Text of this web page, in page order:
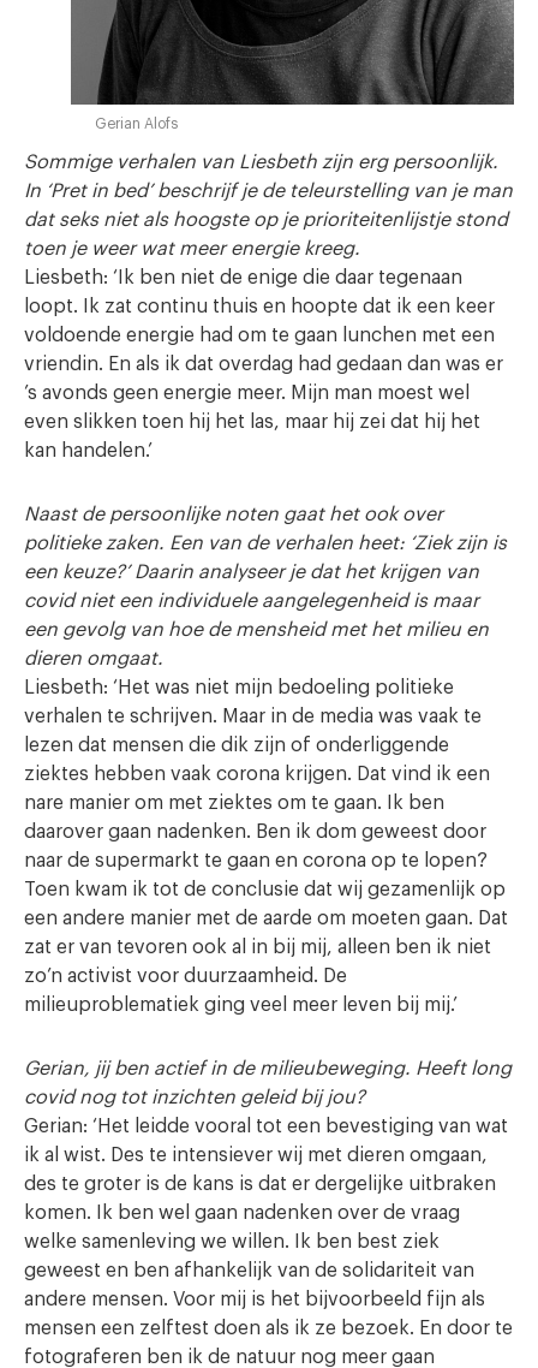
Gerian Alofs
Sommige verhalen van Liesbeth zijn erg persoonlijk.
In ‘Pret in bed’ beschrijf je de teleurstelling van je man
dat seks niet als hoogste op je prioriteitenlijstje stond
toen je weer wat meer energie kreeg.
Liesbeth: ‘Ik ben niet de enige die daar tegenaan
loopt. Ik zat continu thuis en hoopte dat ik een keer
voldoende energie had om te gaan lunchen met een
vriendin. En als ik dat overdag had gedaan dan was er
’s avonds geen energie meer. Mijn man moest wel
even slikken toen hij het las, maar hij zei dat hij het
kan handelen.’
Naast de persoonlijke noten gaat het ook over
politieke zaken. Een van de verhalen heet: ‘Ziek zijn is
een keuze?’ Daarin analyseer je dat het krijgen van
covid niet een individuele aangelegenheid is maar
een gevolg van hoe de mensheid met het milieu en
dieren omgaat.
Liesbeth: ‘Het was niet mijn bedoeling politieke
verhalen te schrijven. Maar in de media was vaak te
lezen dat mensen die dik zijn of onderliggende
ziektes hebben vaak corona krijgen. Dat vind ik een
nare manier om met ziektes om te gaan. Ik ben
daarover gaan nadenken. Ben ik dom geweest door
naar de supermarkt te gaan en corona op te lopen?
Toen kwam ik tot de conclusie dat wij gezamenlijk op
een andere manier met de aarde om moeten gaan. Dat
zat er van tevoren ook al in bij mij, alleen ben ik niet
zo’n activist voor duurzaamheid. De
milieuproblematiek ging veel meer leven bij mij.’
Gerian, jij ben actief in de milieubeweging. Heeft long
covid nog tot inzichten geleid bij jou?
Gerian: ‘Het leidde vooral tot een bevestiging van wat
ik al wist. Des te intensiever wij met dieren omgaan,
des te groter is de kans is dat er dergelijke uitbraken
komen. Ik ben wel gaan nadenken over de vraag
welke samenleving we willen. Ik ben best ziek
geweest en ben afhankelijk van de solidariteit van
andere mensen. Voor mij is het bijvoorbeeld fijn als
mensen een zelftest doen als ik ze bezoek. En door te
fotograferen ben ik de natuur nog meer gaan